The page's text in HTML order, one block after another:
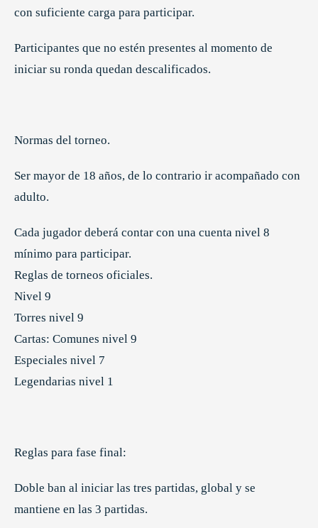
con suficiente carga para participar.
Participantes que no estén presentes al momento de
iniciar su ronda quedan descalificados.
Normas del torneo.
Ser mayor de 18 años, de lo contrario ir acompañado con
adulto.
Cada jugador deberá contar con una cuenta nivel 8
mínimo para participar.
Reglas de torneos oficiales.
Nivel 9
Torres nivel 9
Cartas: Comunes nivel 9
Especiales nivel 7
Legendarias nivel 1
Reglas para fase final:
Doble ban al iniciar las tres partidas, global y se
mantiene en las 3 partidas.